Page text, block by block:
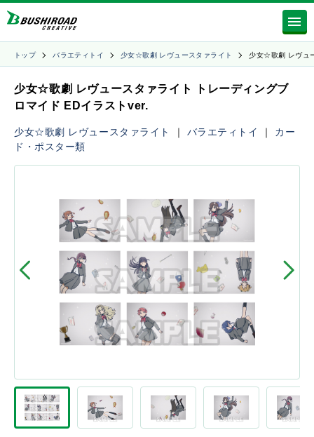
トップ バラエティトイ 少女☆歌劇 レヴュースタァライト 少女☆歌劇 レヴュ
少女☆歌劇 レヴュースタァライト トレーディングブ
ロマイド EDイラストver.
少女☆歌劇 レヴュースタァライト ｜ バラエティトイ ｜ カー
ド・ポスター類